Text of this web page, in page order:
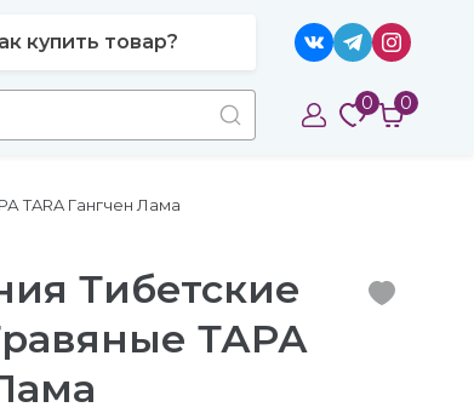
купить товар?
0 0
TARA Гангчен Лама
Тибетские
ТАРА